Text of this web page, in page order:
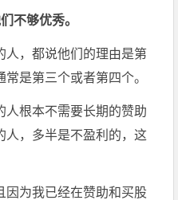
不够优秀。
人，都说他们的理由是第
是第三个或者第四个。
人根本不需要长期的赞助
人，多半是不盈利的，这
因为我已经在赞助和买股